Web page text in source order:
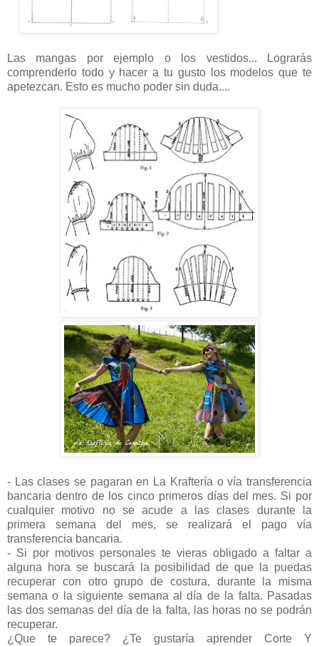
Las mangas por ejemplo o los vestidos... Lograrás
comprenderlo todo y hacer a tu gusto los modelos que te
apetezcan. Esto es mucho poder sin duda....
- Las clases se pagaran en La Kraftería o vía transferencia
bancaria dentro de los cinco primeros días del mes. Si por
cualquier motivo no se acude a las clases durante la
primera semana del mes, se realizará el pago vía
transferencia bancaria.
- Si por motivos personales te vieras obligado a faltar a
alguna hora se buscará la posibilidad de que la puedas
recuperar con otro grupo de costura, durante la misma
semana o la siguiente semana al día de la falta. Pasadas
las dos semanas del día de la falta, las horas no se podrán
recuperar.
¿Que te parece? ¿Te gustaría aprender Corte Y